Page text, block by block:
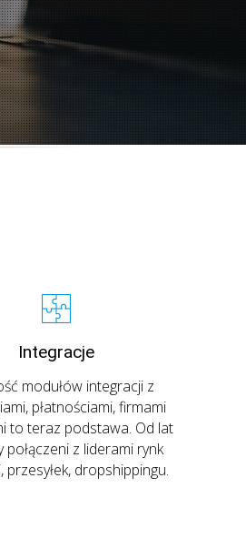
Integracje
modułów integracji z
płatnościami, firmami
to teraz podstawa. Od lat
połączeni z liderami rynk
przesyłek, dropshippingu.